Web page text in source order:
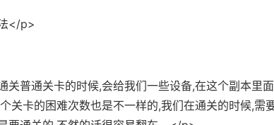
</p>
关普通关卡的时候,会给我们一些设备,在这个副本里
关卡的困难次数也是不一样的,我们在通关的时候,需